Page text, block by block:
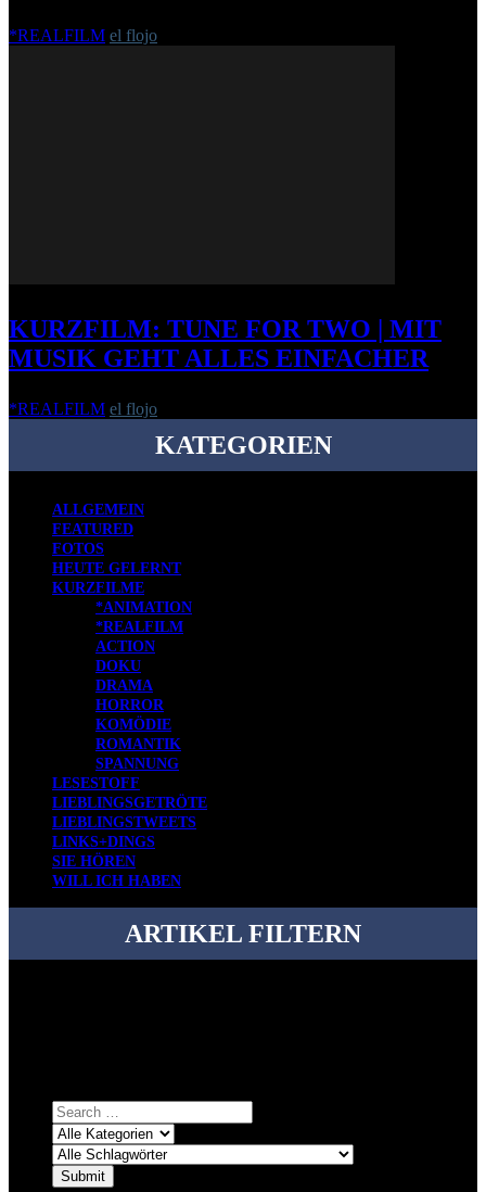
*REALFILM el flojo
KURZFILM: TUNE FOR TWO | MIT
MUSIK GEHT ALLES EINFACHER
*REALFILM el flojo
KATEGORIEN
ALLGEMEIN
FEATURED
FOTOS
HEUTE GELERNT
KURZFILME
*ANIMATION
*REALFILM
ACTION
DOKU
DRAMA
HORROR
KOMÖDIE
ROMANTIK
SPANNUNG
LESESTOFF
LIEBLINGSGETRÖTE
LIEBLINGSTWEETS
LINKS+DINGS
SIE HÖREN
WILL ICH HABEN
ARTIKEL FILTERN